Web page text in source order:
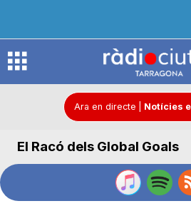
R
d
Ara en directe Notícies
El Racó dels Global Goals